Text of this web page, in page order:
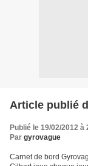
Publié le 19/02/2012 à
Par gyrovague
Carnet de bord